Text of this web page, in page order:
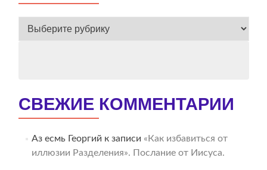
ВЕСЬ
СВЕЖИЕ КОММЕНТАРИИ
Аз есмь Георгий к записи «Как избавиться от
иллюзии Разделения». Послание от Иисуса.